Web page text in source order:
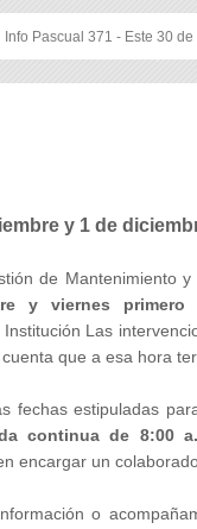
Info Pascual 371 - Este 30
y 1 de
de Mantenimiento
y viernes primero
Institución Las
que a esa hora
fechas estipuladas
continua de 8:00
encargar un
o